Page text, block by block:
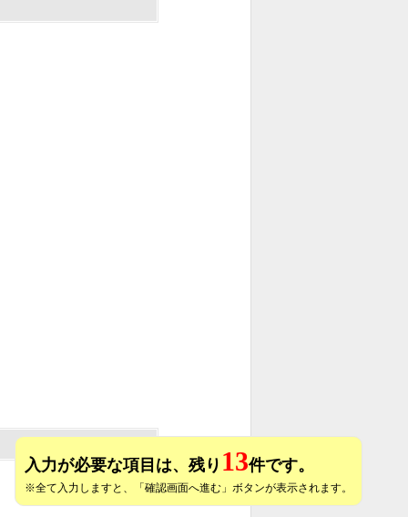
入力が必要な項目は、残り 13件です。
※全て入力しますと、「確認画面へ進む」ボタンが表示されます。